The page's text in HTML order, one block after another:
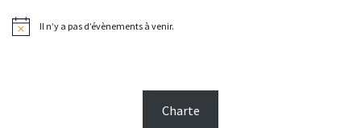
Il n’y a pas d’évènements à venir.
Charte